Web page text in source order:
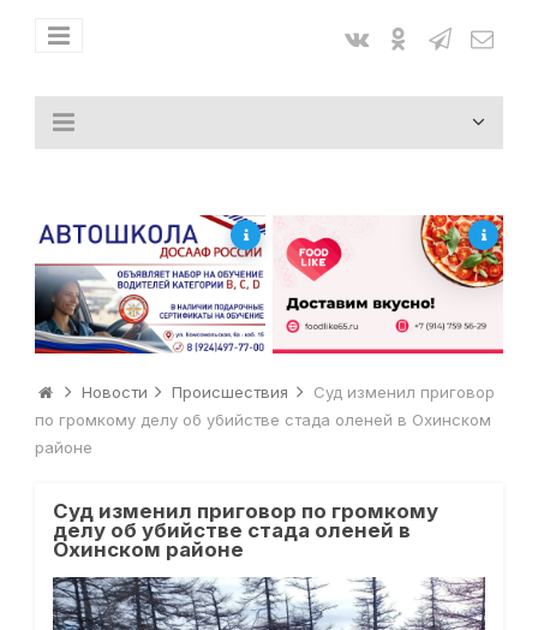
Новости Происшествия
Суд изменил приговор
по громкому делу об убийстве стада оленей в Охинском
районе
Суд изменил приговор по громкому
делу об убийстве стада оленей в
Охинском районе